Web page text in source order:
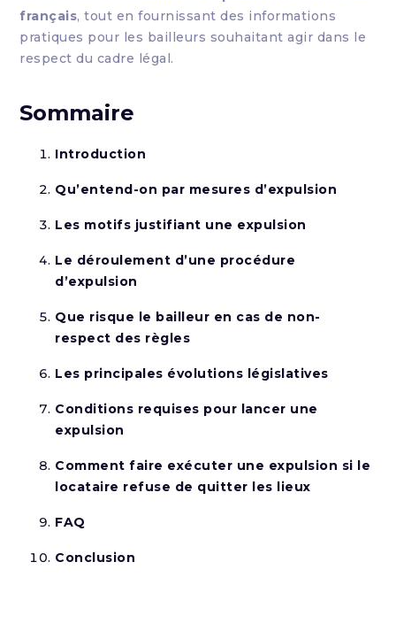
français, tout en fournissant des informations
pratiques pour les bailleurs souhaitant agir dans le
respect du cadre légal.
Sommaire
Introduction
Qu’entend-on par mesures d’expulsion
Les motifs justifiant une expulsion
Le déroulement d’une procédure
d’expulsion
Que risque le bailleur en cas de non-
respect des règles
Les principales évolutions législatives
Conditions requises pour lancer une
expulsion
Comment faire exécuter une expulsion si le
locataire refuse de quitter les lieux
FAQ
Conclusion